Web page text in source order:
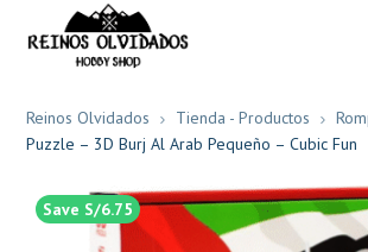
Reinos Olvidados Tienda - Productos
Puzzle – 3D Burj Al Arab Pequeño – Cubic Fun
Save S/6.75